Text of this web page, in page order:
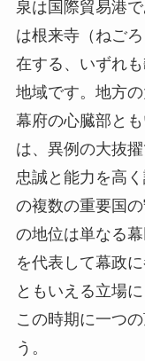
泉は国際貿易港
は根来寺（ねご
在する、いずれ
地域です。地方
幕府の心臓部と
は、異例の大抜
忠誠と能力を高
の複数の重要国
の地位は単なる
を代表して幕政
ともいえる立場
この時期に一つ
う。